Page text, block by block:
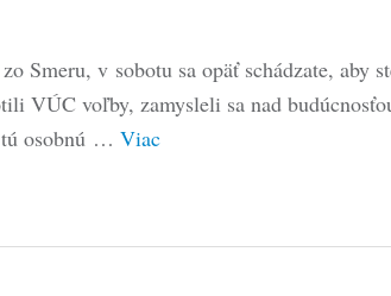
Smeru, v sobotu sa opäť schádzate, aby
VÚC voľby, zamysleli sa nad
osobnú … Viac